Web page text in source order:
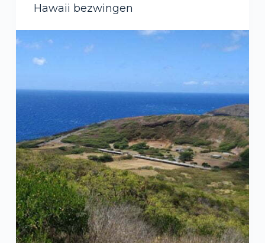
Hawaii bezwingen